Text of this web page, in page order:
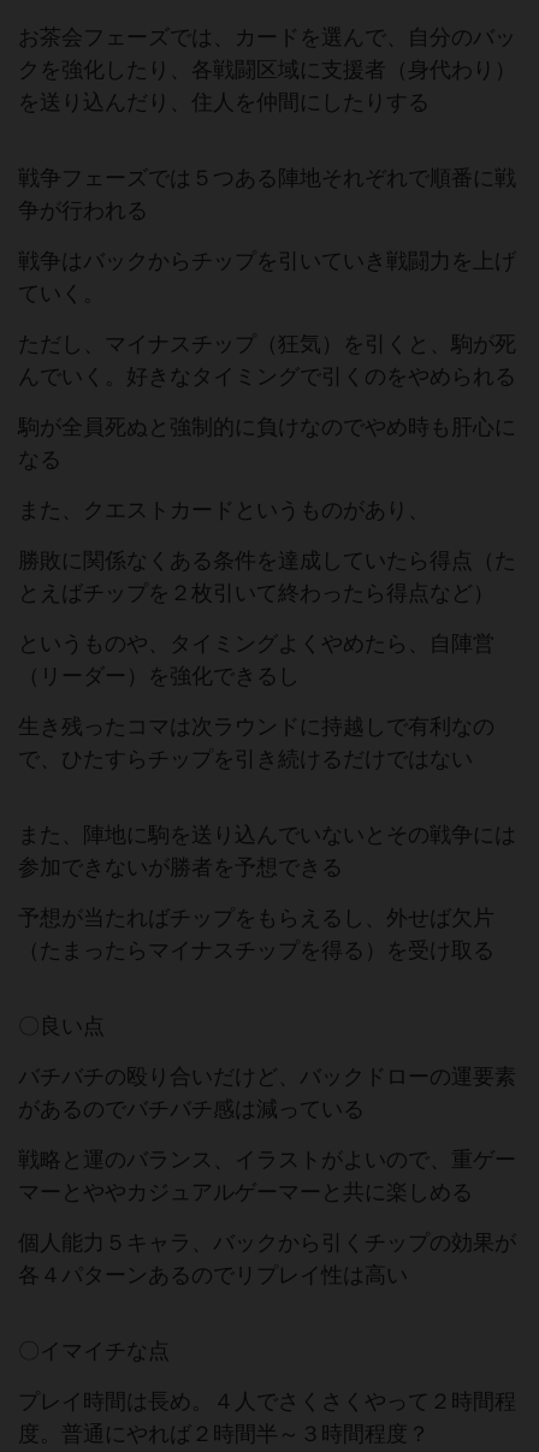
お茶会フェーズでは、カードを選んで、自分のバッ
クを強化したり、各戦闘区域に支援者（身代わり）
を送り込んだり、住人を仲間にしたりする
戦争フェーズでは５つある陣地それぞれで順番に戦
争が行われる
戦争はバックからチップを引いていき戦闘力を上げ
ていく。
ただし、マイナスチップ（狂気）を引くと、駒が死
んでいく。好きなタイミングで引くのをやめられる
駒が全員死ぬと強制的に負けなのでやめ時も肝心に
なる
また、クエストカードというものがあり、
勝敗に関係なくある条件を達成していたら得点（た
とえばチップを２枚引いて終わったら得点など）
というものや、タイミングよくやめたら、自陣営
（リーダー）を強化できるし
生き残ったコマは次ラウンドに持越しで有利なの
で、ひたすらチップを引き続けるだけではない
また、陣地に駒を送り込んでいないとその戦争には
参加できないが勝者を予想できる
予想が当たればチップをもらえるし、外せば欠片
（たまったらマイナスチップを得る）を受け取る
〇良い点
バチバチの殴り合いだけど、バックドローの運要素
があるのでバチバチ感は減っている
戦略と運のバランス、イラストがよいので、重ゲー
マーとややカジュアルゲーマーと共に楽しめる
個人能力５キャラ、バックから引くチップの効果が
各４パターンあるのでリプレイ性は高い
〇イマイチな点
プレイ時間は長め。４人でさくさくやって２時間程
度。普通にやれば２時間半～３時間程度？